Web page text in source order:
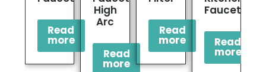
Read
more
High
Arc
Read
more
Read
more
Faucet
Read
more